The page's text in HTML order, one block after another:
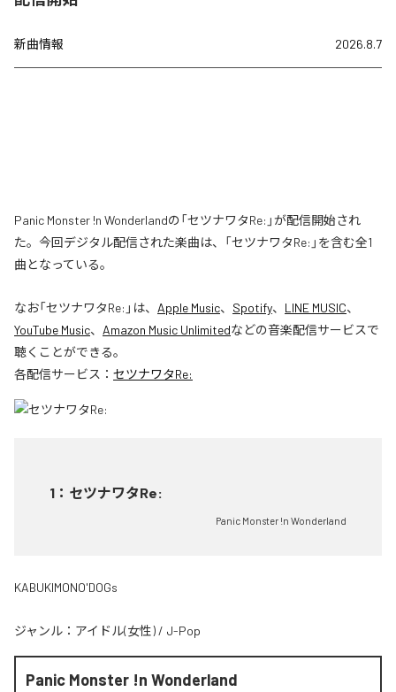
新曲情報 2026.8.7
Panic Monster !n Wonderlandの「セツナワタRe:」が配信開始され
た。今回デジタル配信された楽曲は、「セツナワタRe:」を含む全1
曲となっている。
なお「セツナワタRe: 」は、 Apple Music、 Spotify、 LINE MUSIC、
YouTube Music、 Amazon Music Unlimitedなどの音楽配信サービスで
聴くことができる。
各配信サービス： セツナワタRe:
1 ： セツナワタRe:
Panic Monster !n Wonderland
KABUKIMONO'DOGs
ジャンル： アイドル(女性) / J-Pop
Panic Monster !n Wonderland